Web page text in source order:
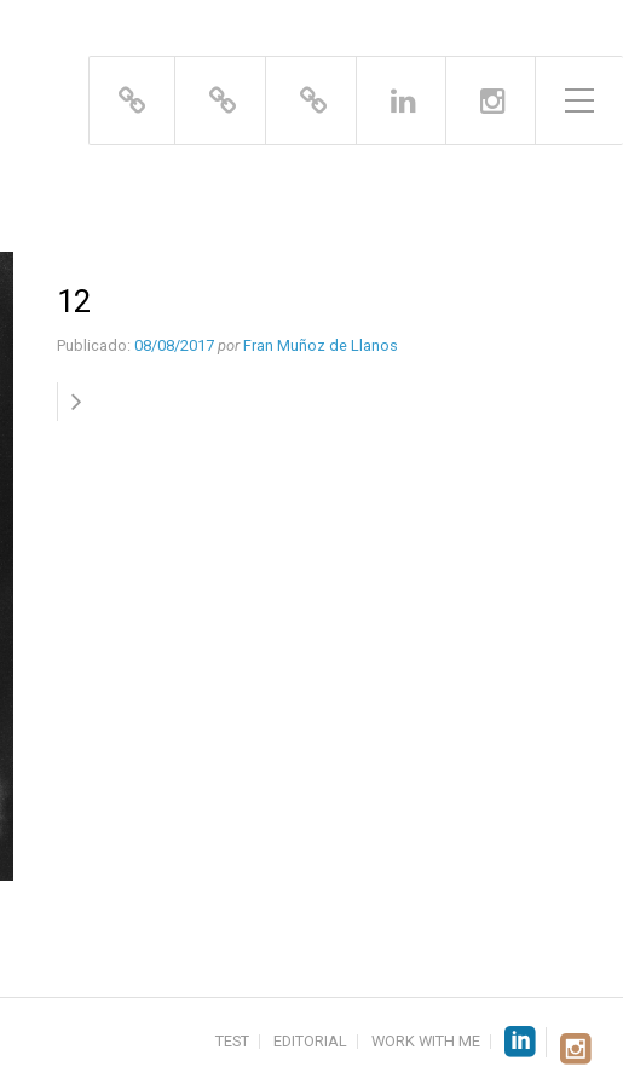
Alternar el menú lateral
12
Publicado: 08/08/2017 por Fran Muñoz de Llanos
TEST EDITORIAL WORK WITH ME